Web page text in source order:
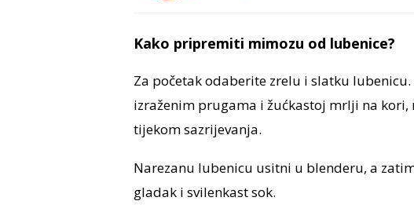
Kako pripremiti mimozu od lubenice?
Za početak odaberite zrelu i slatku
izraženim prugama i žućkastoj mrlji na
tijekom sazrijevanja.
Narezanu lubenicu usitni u blenderu, a
gladak i svilenkast sok.